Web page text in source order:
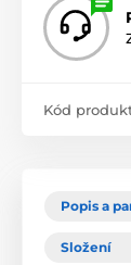
Kód
Popis a
Složení